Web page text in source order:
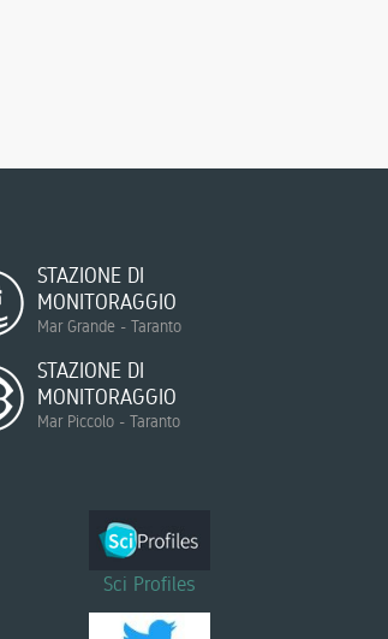
STAZIONE DI
MONITORAGGIO
Mar Grande - Taranto
STAZIONE DI
MONITORAGGIO
Mar Piccolo - Taranto
Sci Profiles